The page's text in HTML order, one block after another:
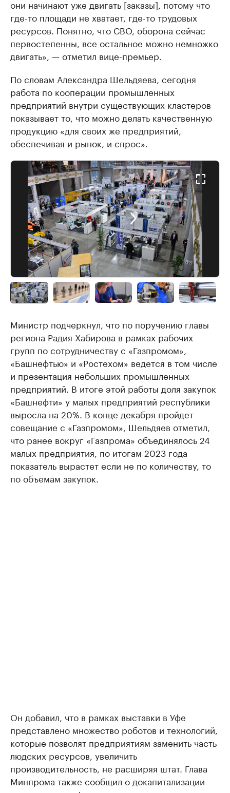
они начинают уже двигать [заказы], потому что
где-то площади не хватает, где-то трудовых
ресурсов. Понятно, что СВО, оборона сейчас
первостепенны, все остальное можно немножко
двигать», — отметил вице-премьер.
По словам Александра Шельдяева, сегодня
работа по кооперации промышленных
предприятий внутри существующих кластеров
показывает то, что можно делать качественную
продукцию «для своих же предприятий,
обеспечивая и рынок, и спрос».
Министр подчеркнул, что по поручению главы
региона Радия Хабирова в рамках рабочих
групп по сотрудничеству с «Газпромом»,
«Башнефтью» и «Ростехом» ведется в том числе
и презентация небольших промышленных
предприятий. В итоге этой работы доля закупок
«Башнефти» у малых предприятий республики
выросла на 20%. В конце декабря пройдет
совещание с «Газпромом», Шельдяев отметил,
что ранее вокруг «Газпрома» объединялось 24
малых предприятия, по итогам 2023 года
показатель вырастет если не по количеству, то
по объемам закупок.
Он добавил, что в рамках выставки в Уфе
представлено множество роботов и технологий,
которые позволят предприятиям заменить часть
людских ресурсов, увеличить
производительность, не расширяя штат. Глава
Минпрома также сообщил о докапитализации